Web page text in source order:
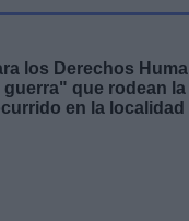
los Derechos
que rodean
en la